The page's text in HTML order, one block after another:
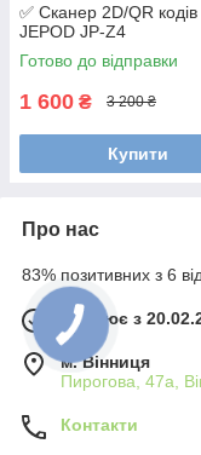
✅ Сканер 2D/QR кодів
JEPOD JP-Z4
Готово до відправки
1 600 ₴ 3 200 ₴
Купити
Про нас
83% позитивних з 6
Працює з
м. Вінниця
Пирогова, 47а,
Контакти